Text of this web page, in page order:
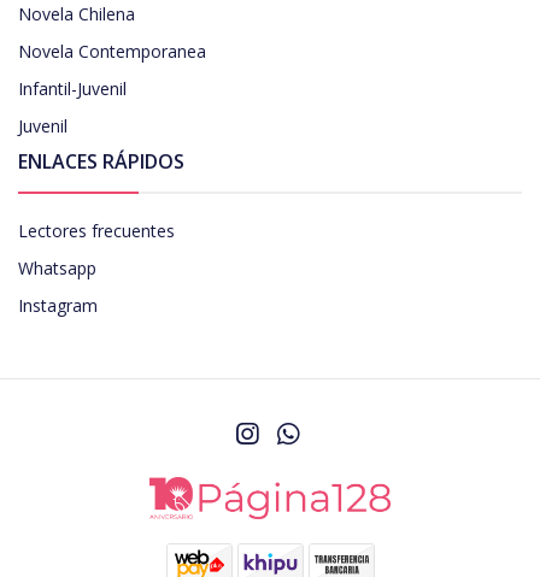
Novela Chilena
Novela Contemporanea
Infantil-Juvenil
Juvenil
ENLACES RÁPIDOS
Lectores frecuentes
Whatsapp
Instagram